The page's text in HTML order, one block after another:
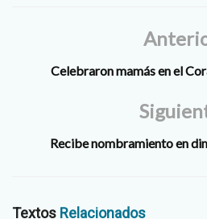
Celebraron mamás en el
Recibe nombramiento en
Textos Relacionados